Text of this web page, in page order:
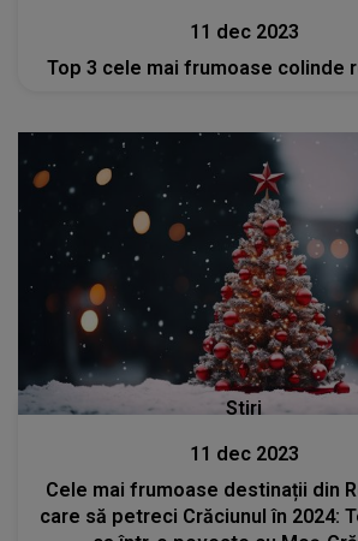
11 dec 2023
Top 3 cele mai frumoase colinde
Stiri
11 dec 2023
Cele mai frumoase destinații din
care să petreci Crăciunul în 2024: